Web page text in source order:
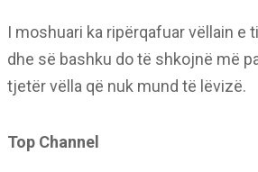
I moshuari ka ripërqafuar vëllain e
dhe së bashku do të shkojnë më
tjetër vëlla që nuk mund të lëvizë.
Top Channel